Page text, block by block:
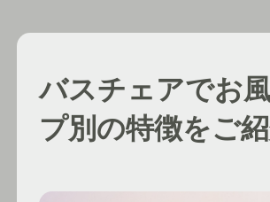
バスチェアでお
プ別の特徴をご紹